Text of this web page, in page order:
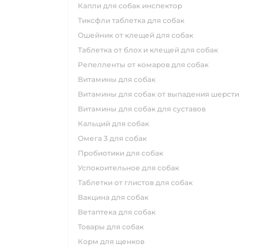
капли для собак инспектор
тиксфли таблетка для собак
ошейник от клещей для собак
таблетка от блох и клещей для собак
репелленты от комаров для собак
витамины для собак
витамины для собак от выпадения шерсти
витамины для собак для суставов
кальций для собак
омега 3 для собак
пробиотики для собак
успокоительное для собак
таблетки от глистов для собак
вакцина для собак
ветаптека для собак
товары для собак
корм для щенков